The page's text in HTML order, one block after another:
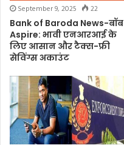
September 9, 2025
22
Bank of Baroda News-बॉब
Aspire: भावी एनआरआई के
लिए आसान और टैक्स-फ्री
सेविंग्स अकाउंट